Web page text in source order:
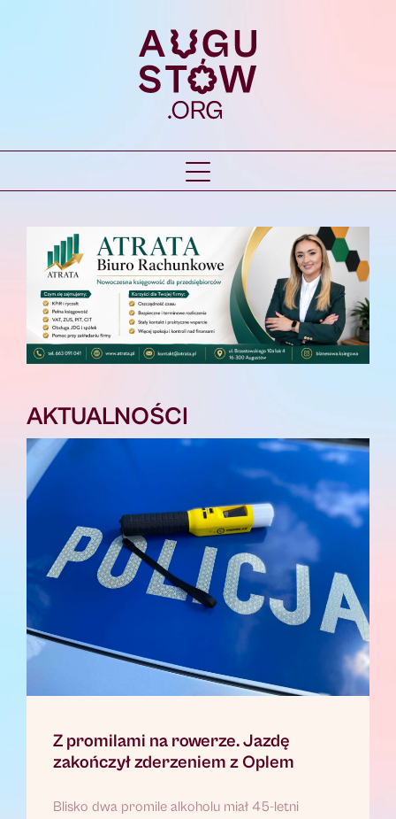
AKTUALNOŚCI
Z promilami na rowerze. Jazdę
zakończył zderzeniem z Oplem
Blisko dwa promile alkoholu miał 45-letni